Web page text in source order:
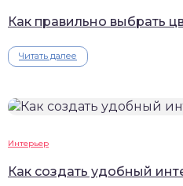
Как правильно выбрать
Читать далее
Интерьер
Как создать удобный